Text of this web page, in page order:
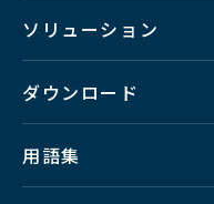
ソリューション
ダウンロード
用語集